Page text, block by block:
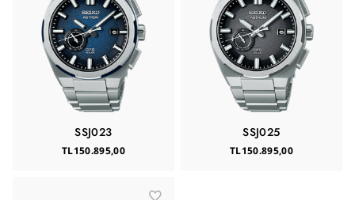
SSJ023
TL150.895,00
SSJ025
TL150.895,00